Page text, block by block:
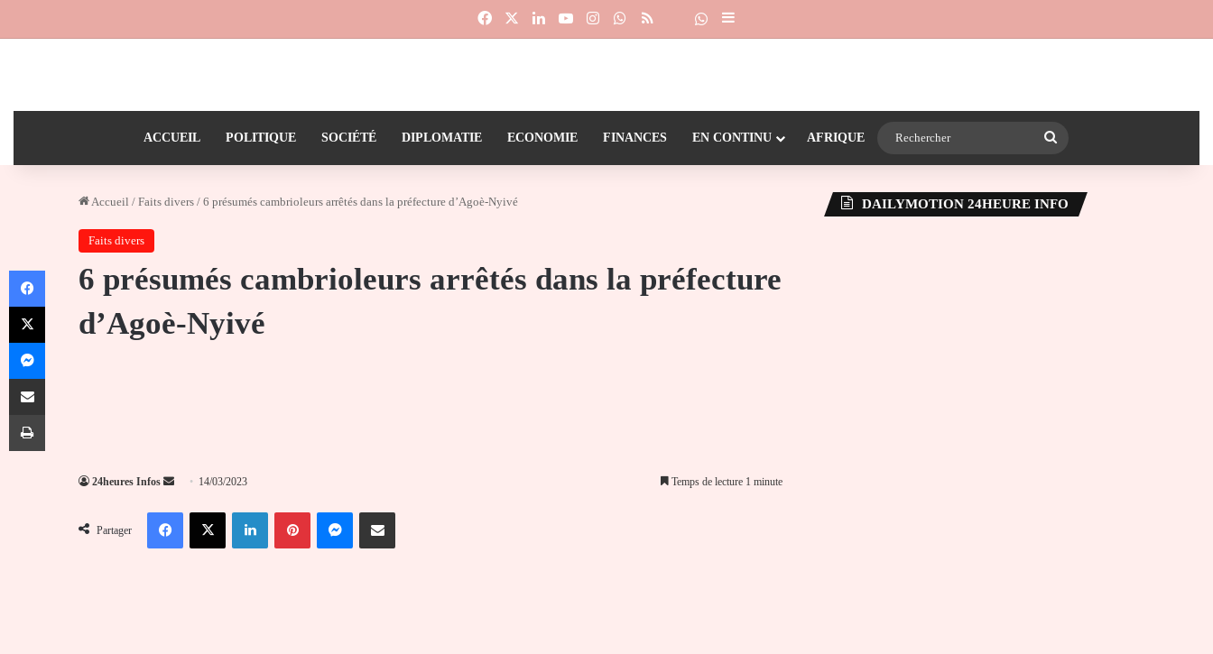
FacebookLinkedinYouTubeInstagramWhatsApp
RSS Dailymotion
Suivre la chaîne 24heureinfo sur WhatsApp
Sidebar (barre latérale)
ACCUEIL POLITIQUE SOCIÉTÉ DIPLOMATIE ECONOMIE FINANCES EN CONTINU AFRIQUE
Accueil / Faits divers / 6 présumés cambrioleurs arrêtés dans la préfecture d’Agoè-Nyivé
Faits divers
6 présumés cambrioleurs arrêtés dans la préfecture
d’Agoè-Nyivé
24heures Infos
Envoyer
courriel
14/03/2023 Temps de lecture 1 minute
Partager
FacebookX LinkedinPinterestMessengerPartager par email
DAILYMOTION 24HEURE INFO
Facebook
X
Messenger
Partager par email